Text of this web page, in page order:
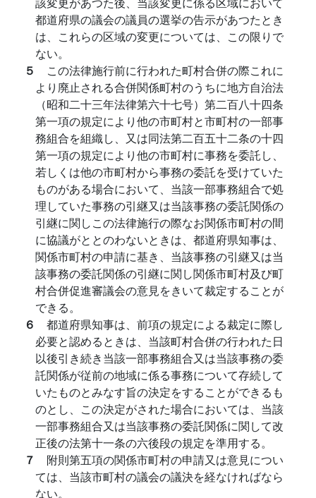
都道府県の議会の議員の選挙の告示があつたとき
は、これらの区域の変更については、この限りで
ない。
５ この法律施行前に行われた町村合併の際これに
より廃止される合併関係町村のうちに地方自治法
（昭和二十三年法律第六十七号）第二百八十四条
第一項の規定により他の市町村と市町村の一部事
務組合を組織し、又は同法第二百五十二条の十四
第一項の規定により他の市町村に事務を委託し、
若しくは他の市町村から事務の委託を受けていた
ものがある場合において、当該一部事務組合で処
理していた事務の引継又は当該事務の委託関係の
引継に関しこの法律施行の際なお関係市町村の間
に協議がととのわないときは、都道府県知事は、
関係市町村の申請に基き、当該事務の引継又は当
該事務の委託関係の引継に関し関係市町村及び町
村合併促進審議会の意見をきいて裁定することが
できる。
６ 都道府県知事は、前項の規定による裁定に際し
必要と認めるときは、当該町村合併の行われた日
以後引き続き当該一部事務組合又は当該事務の委
託関係が従前の地域に係る事務について存続して
いたものとみなす旨の決定をすることができるも
のとし、この決定がされた場合においては、当該
一部事務組合又は当該事務の委託関係に関して改
正後の法第十一条の六後段の規定を準用する。
７ 附則第五項の関係市町村の申請又は意見につい
ては、当該市町村の議会の議決を経なければなら
ない。